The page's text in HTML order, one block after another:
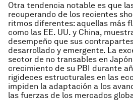
Otra tendencia notable es que
recuperando de los recientes
ritmos diferentes: aquellas más
como las EE. UU. y China,
desempeño que sus
desarrollado y emergente. La
sector de no transables en
crecimiento de su PBI durante
rigideces estructurales en las
impiden la adaptación a los
las fuerzas de los mercados